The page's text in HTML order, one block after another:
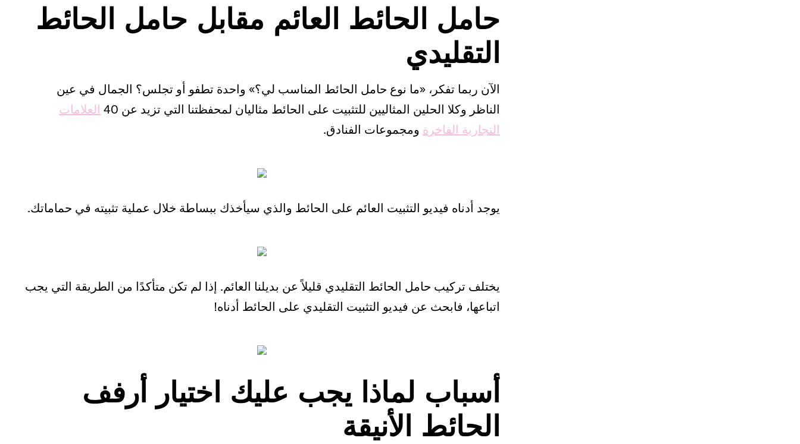
حامل الحائط العائم مقابل حامل الحائط
التقليدي
الآن ربما تفكر، «ما نوع حامل الحائط المناسب لي؟» واحدة تطفو أو تجلس؟ الجمال في عين
الناظر وكلا الحلين المثاليين للتثبيت على الحائط مثاليان لمحفظتنا التي تزيد عن 40
العلامات
التجارية الفاخرة ومجموعات الفنادق.
يوجد أدناه فيديو التثبيت العائم على الحائط والذي سيأخذك ببساطة خلال عملية تثبيته في حماماتك.
يختلف تركيب حامل الحائط التقليدي قليلاً عن بديلنا العائم. إذا لم تكن متأكدًا من الطريقة التي يجب
اتباعها، فابحث عن فيديو التثبيت التقليدي على الحائط أدناه!
أسباب لماذا يجب عليك اختيار أرفف
الحائط الأنيقة